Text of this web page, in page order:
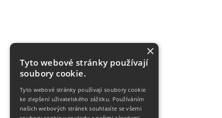
×
Tyto webové stránky používají
soubory cookie.
Tyto webové stránky používají soubory cookie
ke zlepšení uživatelského zážitku. Používáním
našich webových stránek souhlasíte se všemi